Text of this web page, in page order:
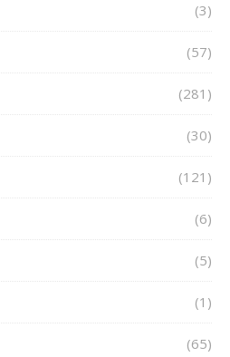
(3)
(57)
(281)
(30)
(121)
(6)
(5)
(1)
(65)